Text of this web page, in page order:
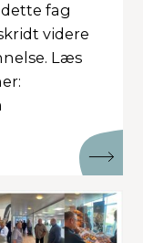
fag
videre
Læs